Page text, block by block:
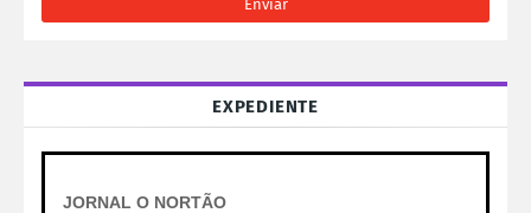
EXPEDIENTE
JORNAL O NORTÃO